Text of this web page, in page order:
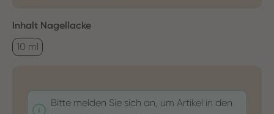
Inhalt Nagellackeauswählen
10 ml
Bitte melden Sie sich an, um Artikel in den